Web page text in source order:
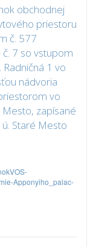
obchodnej
priestoru
č. 577
7 so vstupom
1 vo
nádvoria
vo
zapísané
Staré Mesto
Apponyiho_palac-